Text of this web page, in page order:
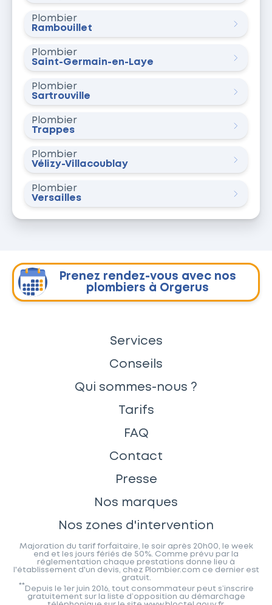
Plombier
Rambouillet
Plombier
Saint-Germain-en-Laye
Plombier
Sartrouville
Plombier
Trappes
Plombier
Vélizy-Villacoublay
Plombier
Versailles
Prenez rendez-vous avec nos
plombiers à Orgerus
Services
Conseils
Qui sommes-nous ?
Tarifs
FAQ
Contact
Presse
Nos marques
Nos zones d'intervention
Majoration du tarif forfaitaire, le soir après 20h00, le week
end et les jours fériés de 50%. Comme prévu par la
réglementation chaque prestations donne lieu à
l'établissement d'un devis, chez Plombier.com ce dernier est
gratuit.
** Depuis le 1er juin 2016, tout consommateur peut s’inscrire
gratuitement sur la liste d’opposition au démarchage